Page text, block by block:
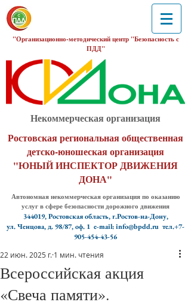
"Организационно-методический центр "Безопасность с
ПДД"
Некоммерческая организация
Ростовская региональная общественная
детско-юношеская организация
"ЮНЫЙ ИНСПЕКТОР ДВИЖЕНИЯ
ДОНА"
Автономная некоммерческая организация по оказанию
услуг в сфере безопасности дорожного движения
344019, Ростовская область, г.Ростов-на-Дону,
ул. Ченцова, д. 98/87, оф. 1 e-mail: info@bpdd.ru тел.+7-
905-454-43-56
Всероссийская акция
«Свеча памяти».
22 июн. 2025 г. 1 мин. чтения